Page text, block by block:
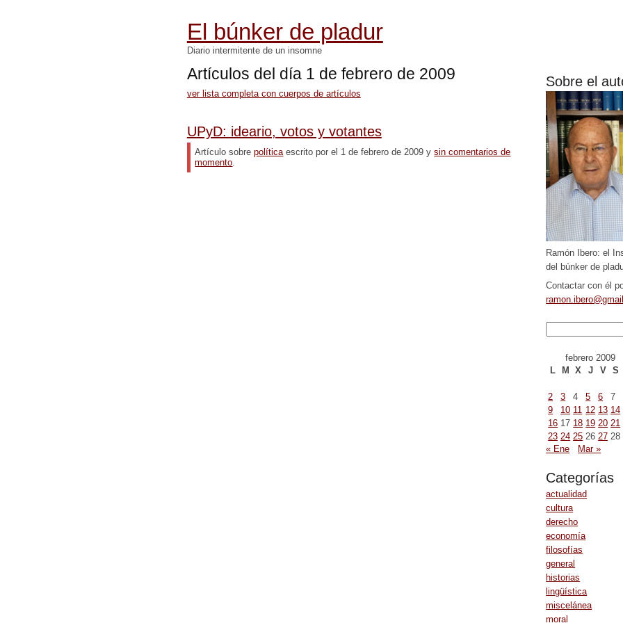
El búnker de pladur
Diario intermitente de un insomne
Sobre el
Ramón Ibero: el
del búnker de
Contactar con él
febrero 2009
L
M X J V S
2
3 4 5 6 7
9
10 11 12 13 14
16 17 18 19 20 21
23 24 25 26 27 28
« Ene
Mar »
Categorías
actualidad
cultura
derecho
economía
filosofías
general
historias
lingüística
miscelánea
moral
Artículos del día 1 de febrero de 2009
ver lista completa con cuerpos de artículos
UPyD: ideario, votos y votantes
Artículo sobrepolíticaescrito por el 1 de febrero de 2009 ysin comentarios de
momento.